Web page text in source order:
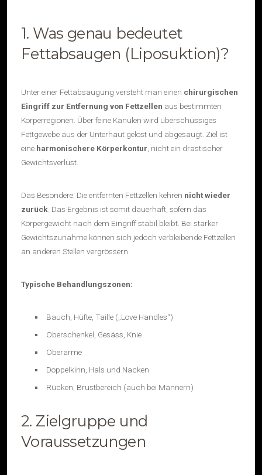
1. Was genau bedeutet
Fettabsaugen (Liposuktion)?
Unter einer Fettabsaugung versteht man einen chirurgischen
Eingriff zur Entfernung von Fettzellen aus bestimmten
Körperregionen. Über feine Kanülen wird überschüssiges
Fettgewebe aus der Unterhaut gelöst und abgesaugt. Ziel ist
eine harmonischere Körperkontur , nicht ein drastischer
Gewichtsverlust.
Das Besondere: Die entfernten Fettzellen kehren nicht wieder
zurück . Das Ergebnis ist somit dauerhaft, sofern das
Körpergewicht nach dem Eingriff stabil bleibt. Bei starker
Gewichtszunahme können sich jedoch verbleibende Fettzellen
an anderen Stellen vergrössern.
Typische Behandlungszonen:
Bauch, Hüfte, Taille („Love Handles“)
Oberschenkel, Gesäss, Knie
Oberarme
Doppelkinn, Hals und Nacken
Rücken, Brustbereich (auch bei Männern)
2. Zielgruppe und
Voraussetzungen